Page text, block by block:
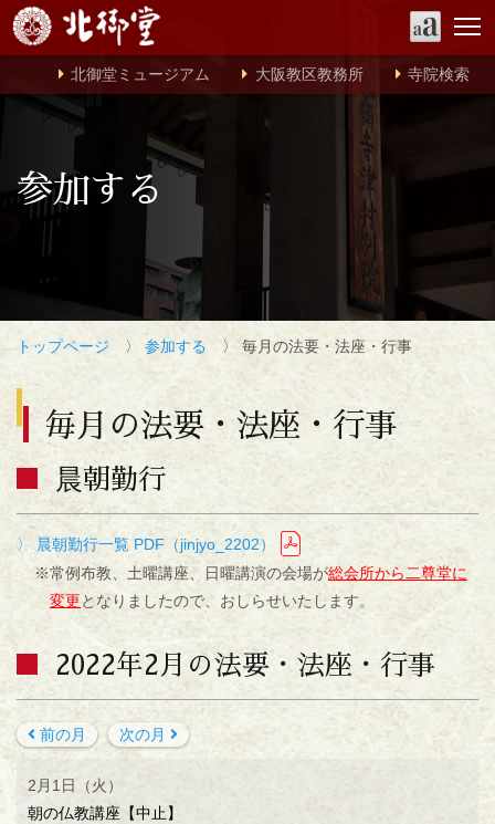
北御堂ミュージアム 大阪教区教務所 寺院検索
参加する
トップページ 〉 参加する 〉 毎月の法要・法座・行事
毎月の法要・法座・行事
晨朝勤行
〉 晨朝勤行一覧 PDF（jinjyo_2202）
※常例布教、土曜講座、日曜講演の会場が総会所から二尊堂に
変更となりましたので、おしらせいたします。
2022年2月の法要・法座・行事
前の月 次の月
2月1日（火）
朝の仏教講座【中止】